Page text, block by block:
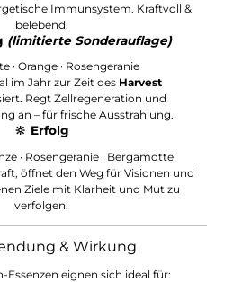
Immunsystem. Kraftvoll &
belebend.
(limitierte Sonderauflage)
· Orange · Rosengeranie
im Jahr zur Zeit des Harvest
Regt Zellregeneration und
an – für frische Ausstrahlung.
🔆 Erfolg
· Rosengeranie · Bergamotte
öffnet den Weg für Visionen und
Ziele mit Klarheit und Mut zu
verfolgen.
& Wirkung
Essenzen eignen sich ideal für: